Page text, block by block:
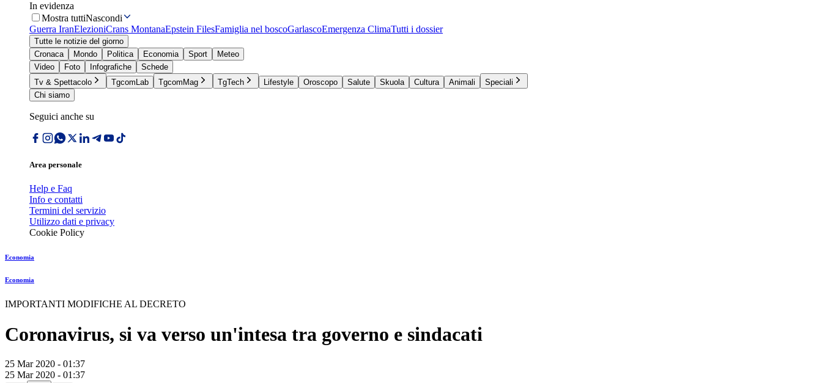
In evidenza
Mostra tuttiNascondi
Guerra IranElezioniCrans MontanaEpstein FilesFamiglia nel boscoGarlascoEmergenza ClimaTutti i dossier
Tutte le notizie del giorno
Cronaca
Mondo Politica Economia Sport
Meteo
Video
Foto Infografiche
Schede
Tv & Spettacolo
TgcomLab TgcomMag TgTech Lifestyle Oroscopo Salute Skuola Cultura Animali
Speciali
Chi siamo
Seguici anche su
Area personale
Help e Faq
Info e contatti
Termini del servizio
Utilizzo dati e privacy
Cookie Policy
Economia
Economia
IMPORTANTI MODIFICHE AL DECRETO
Coronavirus, si va verso un'intesa tra governo e sindacati
25 Mar 2020 - 01:37
25 Mar 2020 - 01:37